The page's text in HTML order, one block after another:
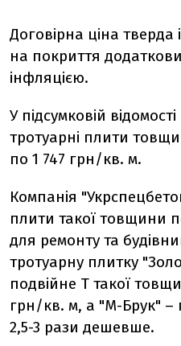
Договірна ціна
на покриття
інфляцією.
У підсумковій
тротуарні плити
по 1 747 грн/кв. м.
Компанія
плити такої товщини
для ремонту та
тротуарну плитку
подвійне Т такої
грн/кв. м, а "М-Брук" –
2,5-3 рази дешевше.